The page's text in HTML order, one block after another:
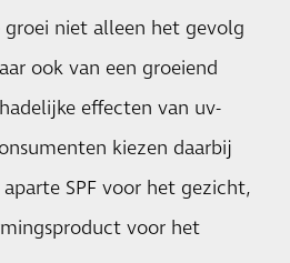
groei niet alleen het gevolg
ook van een groeiend
effecten van uv-
kiezen daarbij
SPF voor het gezicht,
voor het